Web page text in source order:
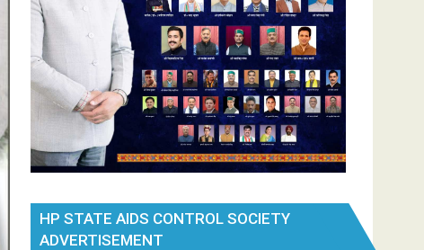
HP STATE AIDS CONTROL SOCIETY
ADVERTISEMENT